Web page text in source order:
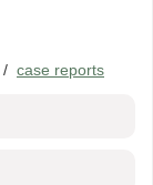
/ case reports